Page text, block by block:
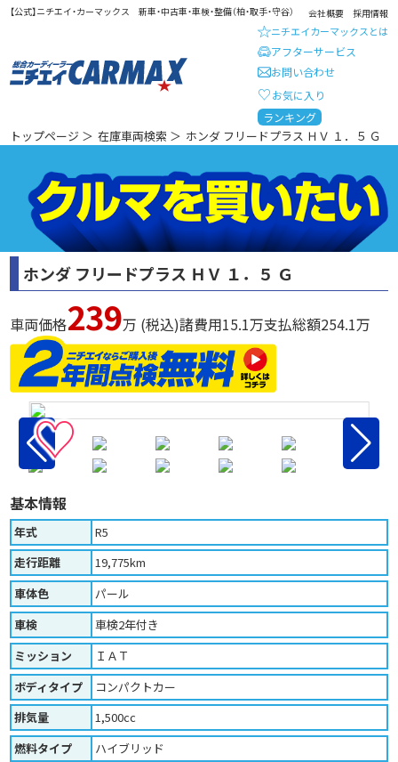
【公式】ニチエイ・カーマックス 新車・中古車・車検・整備（柏・取手・守谷） 会社概要 採用情報
総合カーディーラー ニチエイ・
ニチエイカーマックスとは
アフターサービス
お問い合わせ
お気に入り
ランキング
トップページ ＞ 在庫車両検索 ＞ ホンダ フリードプラス ＨＶ １．５ Ｇ
ホンダ フリードプラス ＨＶ １．５ Ｇ
車両価格239万 (税込)諸費用15.1万支払総額254.1万
♡
基本情報
年式
R5
走行距離
19,775km
車体色
パール
車検
車検2年付き
ミッション
ＩＡＴ
ボディタイプ
コンパクトカー
排気量
1,500cc
燃料タイプ
ハイブリッド